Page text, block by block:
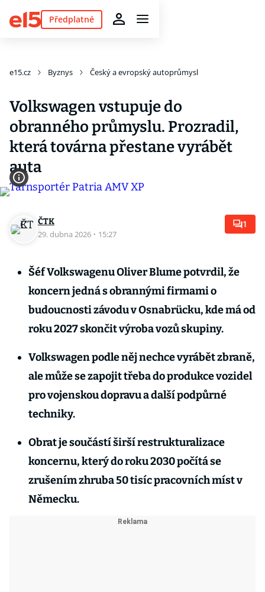
Předplatné
e15.cz Byznys Český a evropský autoprůmysl
Volkswagen vstupuje do
obranného průmyslu. Prozradil,
která továrna přestane vyrábět
auta
ČTK
29. dubna 2026 · 15:27
1
Šéf Volkswagenu Oliver Blume potvrdil, že
koncern jedná s obrannými firmami o
budoucnosti závodu v Osnabrücku, kde má od
roku 2027 skončit výroba vozů skupiny.
Volkswagen podle něj nechce vyrábět zbraně,
ale může se zapojit třeba do produkce vozidel
pro vojenskou dopravu a další podpůrné
techniky.
Obrat je součástí širší restrukturalizace
koncernu, který do roku 2030 počítá se
zrušením zhruba 50 tisíc pracovních míst v
Německu.